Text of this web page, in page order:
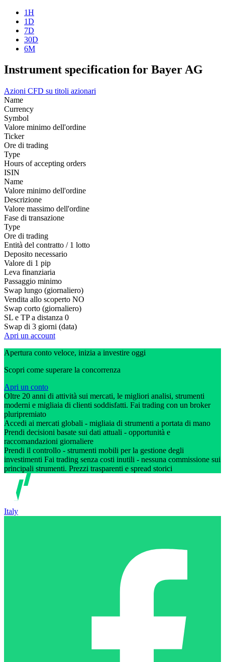
1H
1D
7D
30D
6M
Instrument specification for Bayer AG
Azioni CFD su titoli azionari
Name
Currency
Symbol
Valore minimo dell'ordine
Ticker
Ore di trading
Type
Hours of accepting orders
ISIN
Name
Valore minimo dell'ordine
Descrizione
Valore massimo dell'ordine
Fase di transazione
Type
Ore di trading
Entità del contratto / 1 lotto
Deposito necessario
Valore di 1 pip
Leva finanziaria
Passaggio minimo
Swap lungo (giornaliero)
Vendita allo scoperto NO
Swap corto (giornaliero)
SL e TP a distanza 0
Swap di 3 giorni (data)
Apri un account
Apertura conto veloce, inizia a investire oggi
Scopri come superare la concorrenza
Apri un conto
Oltre 20 anni di attività sui mercati, le migliori analisi, strumenti
moderni e migliaia di clienti soddisfatti. Fai trading con un broker
pluripremiato
Accedi ai mercati globali - migliaia di strumenti a portata di mano
Prendi decisioni basate sui dati attuali - opportunità e
raccomandazioni giornaliere
Prendi il controllo - strumenti mobili per la gestione degli
investimenti Fai trading senza costi inutili - nessuna commissione sui
principali strumenti. Prezzi trasparenti e spread storici
Italy